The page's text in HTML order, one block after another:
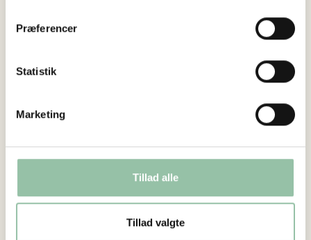
Præferencer
Statistik
Marketing
Tillad alle
Tillad valgte
Projektleder
Jan Morre Christensen